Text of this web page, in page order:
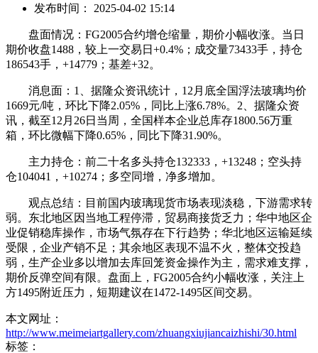
发布时间： 2025-04-02 15:14
盘面情况：FG2005合约增仓缩量，期价小幅收涨。当日
期价收盘1488，较上一交易日+0.4%；成交量73433手，持仓
186543手，+14779；基差+32。
消息面：1、据隆众资讯统计，12月底全国浮法玻璃均价
1669元/吨，环比下降2.05%，同比上涨6.78%。2、据隆众资
讯，截至12月26日当周，全国样本企业总库存1800.56万重
箱，环比微幅下降0.65%，同比下降31.90%。
主力持仓：前二十名多头持仓132333，+13248；空头持
仓104041，+10274；多空同增，净多增加。
观点总结：目前国内玻璃现货市场表现淡稳，下游需求转
弱。东北地区因当地工程停滞，贸易商接货乏力；华中地区企
业促销稳库操作，市场气氛存在下行趋势；华北地区运输延续
受限，企业产销不足；其余地区表现不温不火，整体交投趋
弱，生产企业多以增加去库回笼资金操作为主，需求难支撑，
期价反弹空间有限。盘面上，FG2005合约小幅收涨，关注上
方1495附近压力，短期建议在1472-1495区间交易。
本文网址：
http://www.meimeiartgallery.com/zhuangxiujiancaizhishi/30.html
标签：